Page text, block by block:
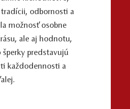
tradícii, odbornosti a
možnosť osobne
ale aj hodnotu,
predstavujú
každodennosti a